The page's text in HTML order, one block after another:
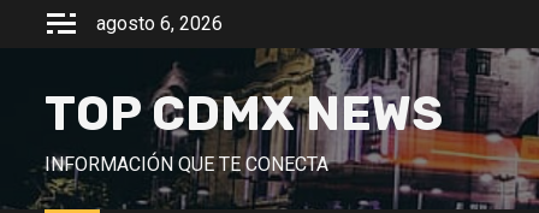
agosto 6, 2026
TOP CDMX NEWS
INFORMACIÓN QUE TE CONECTA